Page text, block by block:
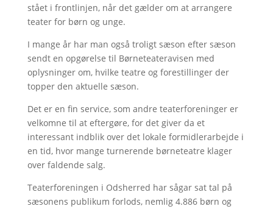
stået i frontlinjen, når det gælder om at arrangere
teater for børn og unge.
I mange år har man også troligt sæson efter sæson
sendt en opgørelse til Børneteateravisen med
oplysninger om, hvilke teatre og forestillinger der
topper den aktuelle sæson.
Det er en fin service, som andre teaterforeninger er
velkomne til at eftergøre, for det giver da et
interessant indblik over det lokale formidlerarbejde i
en tid, hvor mange turnerende børneteatre klager
over faldende salg.
Teaterforeningen i Odsherred har sågar sat tal på
sæsonens publikum forlods, nemlig 4.886 børn og